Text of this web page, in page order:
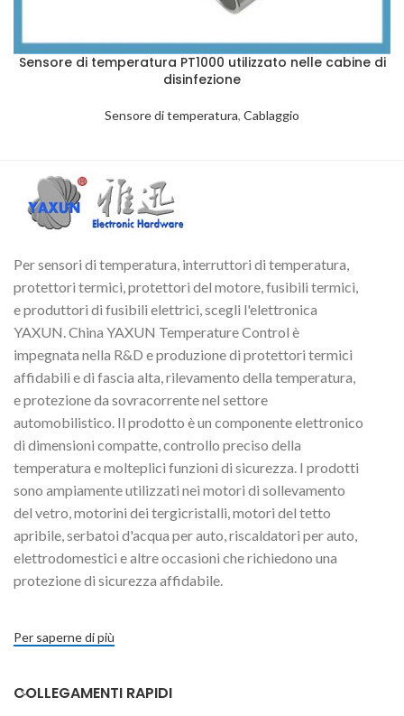
Sensore di temperatura PT1000 utilizzato nelle cabine di
disinfezione
Sensore di temperatura, Cablaggio
Per sensori di temperatura, interruttori di temperatura,
protettori termici, protettori del motore, fusibili termici,
e produttori di fusibili elettrici, scegli l'elettronica
YAXUN. China YAXUN Temperature Control è
impegnata nella R&D e produzione di protettori termici
affidabili e di fascia alta, rilevamento della temperatura,
e protezione da sovracorrente nel settore
automobilistico. Il prodotto è un componente elettronico
di dimensioni compatte, controllo preciso della
temperatura e molteplici funzioni di sicurezza. I prodotti
sono ampiamente utilizzati nei motori di sollevamento
del vetro, motorini dei tergicristalli, motori del tetto
apribile, serbatoi d'acqua per auto, riscaldatori per auto,
elettrodomestici e altre occasioni che richiedono una
protezione di sicurezza affidabile.
Per saperne di più
COLLEGAMENTI RAPIDI